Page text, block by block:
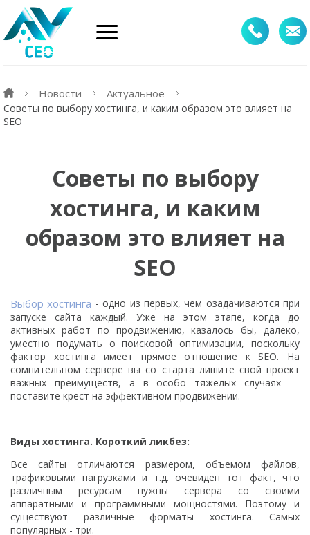
Новости Актуальное
Советы по выбору хостинга, и каким образом это влияет на
SEO
Советы по выбору
хостинга, и каким
образом это влияет на
SEO
Выбор хостинга - одно из первых, чем озадачиваются при
запуске сайта каждый. Уже на этом этапе, когда до
активных работ по продвижению, казалось бы, далеко,
уместно подумать о поисковой оптимизации, поскольку
фактор хостинга имеет прямое отношение к SEO. На
сомнительном сервере вы со старта лишите свой проект
важных преимуществ, а в особо тяжелых случаях —
поставите крест на эффективном продвижении.
Виды хостинга. Короткий ликбез:
Все сайты отличаются размером, объемом файлов,
трафиковыми нагрузками и т.д. очевиден тот факт, что
различным ресурсам нужны сервера со своими
аппаратными и программными мощностями. Поэтому и
существуют различные форматы хостинга. Самых
популярных - три.